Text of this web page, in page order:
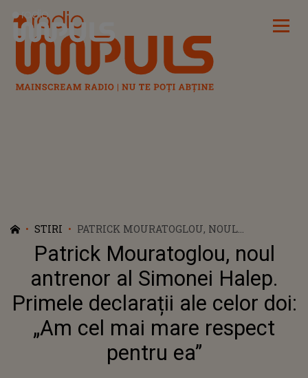
Radio Impuls
STIRI
PATRICK MOURATOGLOU, NOUL
ANTRENOR AL SIMONEI HALEP. PRIMELE
DECLARAȚII ALE CELOR DOI: „AM CEL MAI
MARE RESPECT PENTRU EA”
Patrick Mouratoglou, noul
antrenor al Simonei Halep.
Primele declarații ale celor doi:
„Am cel mai mare respect
pentru ea”